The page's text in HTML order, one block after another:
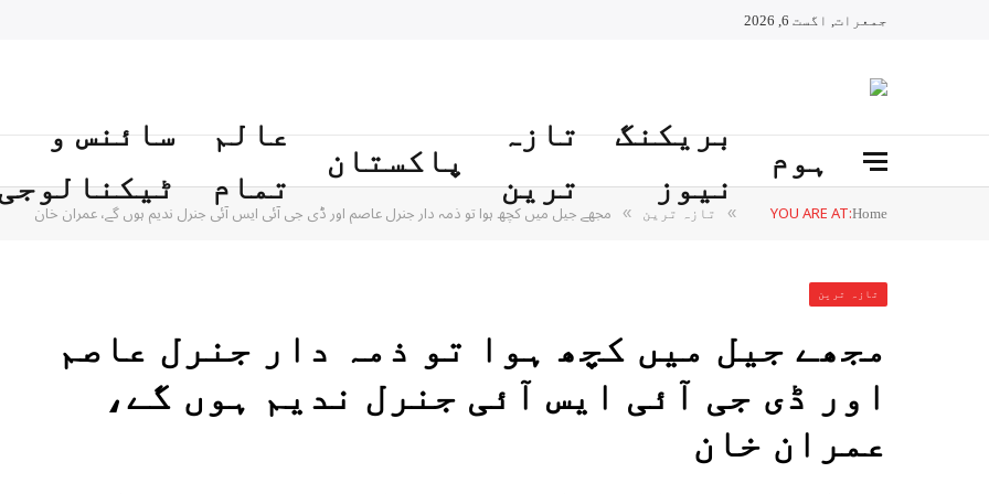
جمعرات, اگست 6, 2026
ہوم
بریکنگ
نیوز
تازہ
ترین
پاکستان
عالم
تمام
سائنس و
YOU ARE AT:Home
» تازہ ترین » مجھے جیل میں کچھ ہوا تو ذمہ دار جنرل عاصم اور ڈی جی آئی ایس آئی جنرل ندیم ہوں گے، عمران خان
تازہ ترین
مجھے جیل میں کچھ ہوا تو ذمہ دار جنرل عاصم
اور ڈی جی آئی ایس آئی جنرل ندیم ہوں گے،
عمران خان